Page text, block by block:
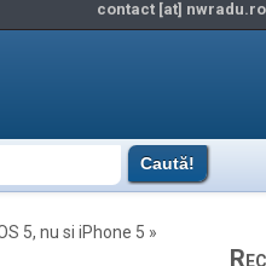
contact [at] nwradu.ro
5, nu si iPhone 5 »